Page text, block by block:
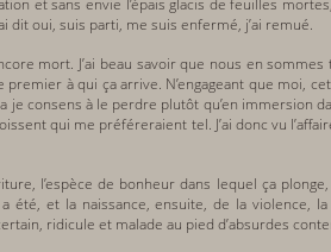
et sans envie l’épais glacis de feuilles
dit oui, suis parti, me suis enfermé, j’ai remué.
mort. J’ai beau savoir que nous en
premier à qui ça arrive. N’engageant que moi,
consens à le perdre plutôt qu’en immersion
qui me préféreraient tel. J’ai donc vu
l’espèce de bonheur dans lequel ça
et la naissance, ensuite, de la violence,
ridicule et malade au pied d’absurdes